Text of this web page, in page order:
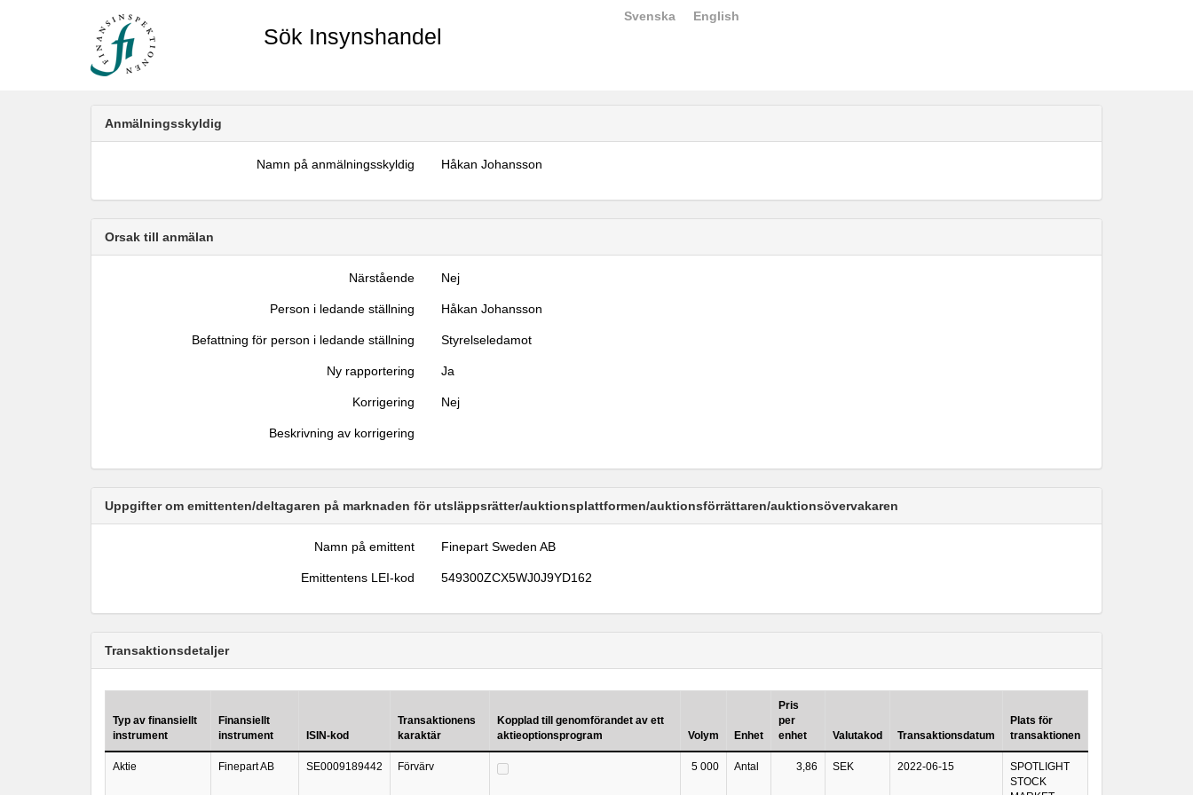
Sök Insynshandel
Svenska English
Anmälningsskyldig
Namn på anmälningsskyldig Håkan Johansson
Orsak till anmälan
Närstående Nej
Person i ledande ställning Håkan Johansson
Befattning för person i ledande ställning Styrelseledamot
Ny rapportering Ja
Korrigering Nej
Beskrivning av korrigering
Uppgifter om emittenten/deltagaren på marknaden för utsläppsrätter/auktionsplattformen/auktionsförrättaren/auktionsövervakaren
Namn på emittent Finepart Sweden AB
Emittentens LEI-kod 549300ZCX5WJ0J9YD162
Transaktionsdetaljer
Typ av finansiellt
instrument
Finansiellt
instrument
ISIN-kod
Transaktionens
karaktär
Kopplad till genomförandet av ett
aktieoptionsprogram
Volym Enhet
Pris
per
enhet
Valutakod Transaktionsdatum
Plats för
transaktionen
Aktie Finepart AB SE0009189442 Förvärv 5 000 Antal 3,86 SEK 2022-06-15
SPOTLIGHT
STOCK